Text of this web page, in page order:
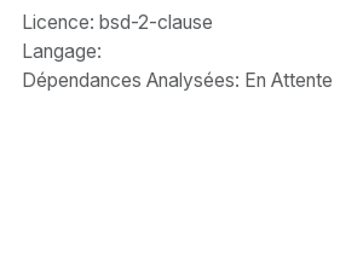
Licence: bsd-2-clause
Langage:
Dépendances Analysées: En Attente